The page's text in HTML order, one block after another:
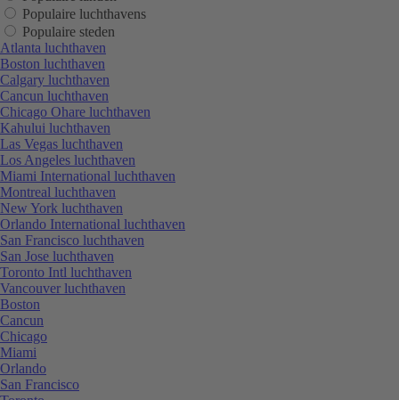
Populaire luchthavens
Populaire steden
Atlanta luchthaven
Boston luchthaven
Calgary luchthaven
Cancun luchthaven
Chicago Ohare luchthaven
Kahului luchthaven
Las Vegas luchthaven
Los Angeles luchthaven
Miami International luchthaven
Montreal luchthaven
New York luchthaven
Orlando International luchthaven
San Francisco luchthaven
San Jose luchthaven
Toronto Intl luchthaven
Vancouver luchthaven
Boston
Cancun
Chicago
Miami
Orlando
San Francisco